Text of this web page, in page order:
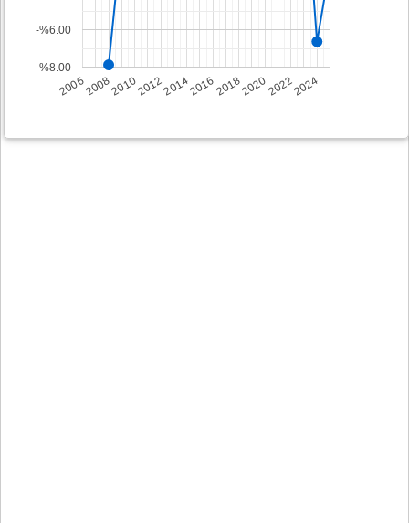
2006200820102012201420162018202020222024
-%8.00
-%6.00